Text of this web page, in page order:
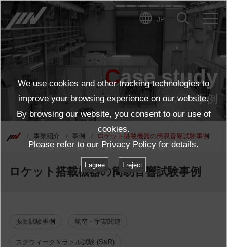
JP
Case study
事例
事業紹介 事例 ロケット搭載機器の簡易音響試験事例
ロケット搭載機器の簡易音響試験事例
振動試験事例 航空・宇宙関連
スクウィーク＆ラトル試験 (S&R)
We use cookies and other tracking technologies to
improve your browsing experience on our website.
By browsing our website, you consent to our use of
cookies.
Please refer to our Privacy Policy for details.
I agree I reject